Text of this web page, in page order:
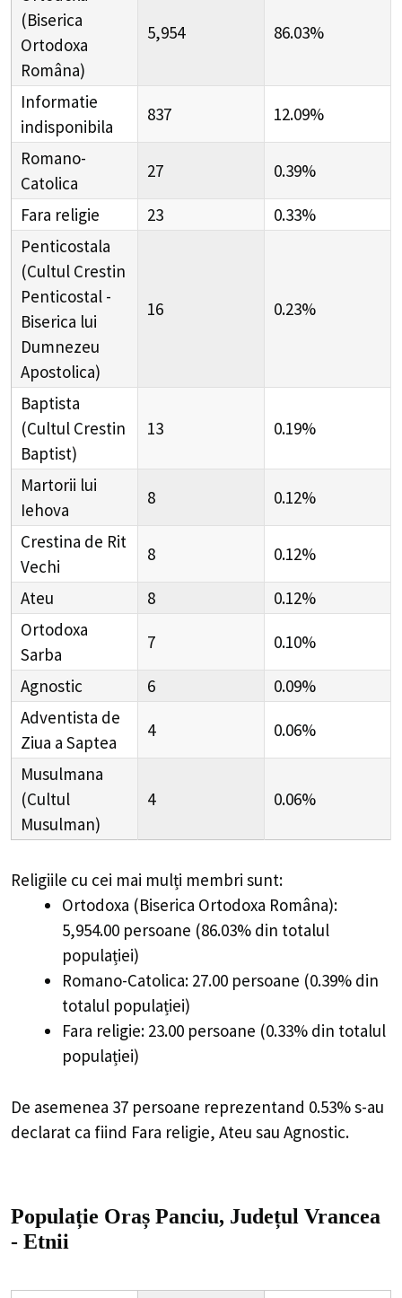
(Biserica
Ortodoxa
Româna)
5,954 86.03%
Informatie
indisponibila
837 12.09%
Romano-
Catolica
27 0.39%
Fara religie 23
0.33%
Penticostala
(Cultul Crestin
Penticostal -
Biserica lui
Dumnezeu
Apostolica)
16 0.23%
Baptista
(Cultul Crestin
Baptist)
13 0.19%
Martorii lui
Iehova
8 0.12%
Crestina de Rit
Vechi
8 0.12%
Ateu 8
0.12%
Ortodoxa
Sarba
7 0.10%
Agnostic 6
0.09%
Adventista de
Ziua a Saptea
4 0.06%
Musulmana
(Cultul
Musulman)
4 0.06%
Religiile cu cei mai mulți membri sunt:
Ortodoxa (Biserica Ortodoxa Româna):
5,954.00 persoane (86.03% din totalul
populației)
Romano-Catolica: 27.00 persoane (0.39% din
totalul populației)
Fara religie: 23.00 persoane (0.33% din totalul
populației)
De asemenea 37 persoane reprezentand 0.53% s-au
declarat ca fiind Fara religie, Ateu sau Agnostic.
Populație Oraș Panciu, Județul Vrancea
- Etnii